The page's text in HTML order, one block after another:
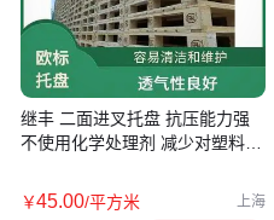
继丰 二面进叉托盘 抗压能力强
不使用化学处理剂 减少对塑料的
￥45.00/平方米 上海